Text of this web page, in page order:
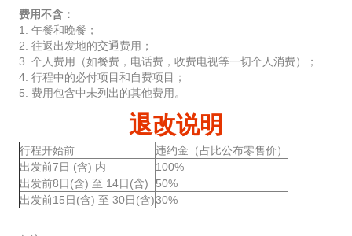
费用不含：
1. 午餐和晚餐；
2. 往返出发地的交通费用；
3. 个人费用（如餐费，电话费，收费电视等一切个人消费）；
4. 行程中的必付项目和自费项目；
5. 费用包含中未列出的其他费用。
退改说明
行程开始前
违约金（占比公布零售价）
出发前7日 (含) 内
100%
出发前8日(含) 至 14日(含)
50%
出发前15日(含) 至 30日(含)30%